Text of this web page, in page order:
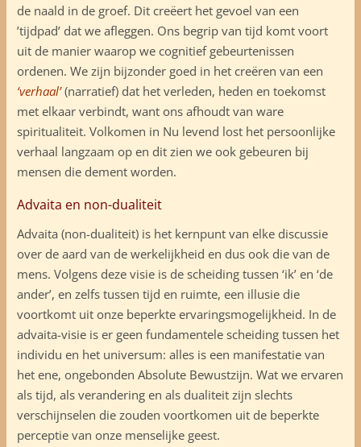
de naald in de groef. Dit creëert het gevoel van een
’tijdpad’ dat we afleggen. Ons begrip van tijd komt voort
uit de manier waarop we cognitief gebeurtenissen
ordenen. We zijn bijzonder goed in het creëren van een
‘verhaal’(narratief) dat het verleden, heden en toekomst
met elkaar verbindt, want ons afhoudt van ware
spiritualiteit. Volkomen in Nu levend lost het persoonlijke
verhaal langzaam op en dit zien we ook gebeuren bij
mensen die dement worden.
Advaita en non-dualiteit
Advaita (non-dualiteit) is het kernpunt van elke discussie
over de aard van de werkelijkheid en dus ook die van de
mens. Volgens deze visie is de scheiding tussen ‘ik’ en ‘de
ander’, en zelfs tussen tijd en ruimte, een illusie die
voortkomt uit onze beperkte ervaringsmogelijkheid. In de
advaita-visie is er geen fundamentele scheiding tussen het
individu en het universum: alles is een manifestatie van
het ene, ongebonden Absolute Bewustzijn. Wat we ervaren
als tijd, als verandering en als dualiteit zijn slechts
verschijnselen die zouden voortkomen uit de beperkte
perceptie van onze menselijke geest.